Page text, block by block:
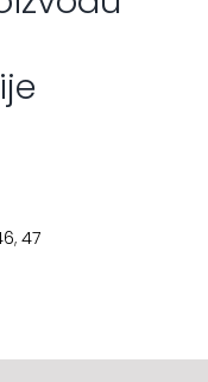
, 47